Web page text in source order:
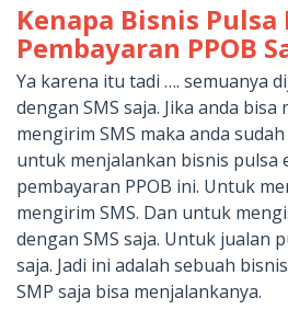
Kenapa Bisnis Pulsa
Pembayaran PPOB
Ya karena itu tadi …. semuanya
dengan SMS saja. Jika anda bisa
mengirim SMS maka anda
untuk menjalankan bisnis pulsa
pembayaran PPOB ini. Untuk
mengirim SMS. Dan untuk
dengan SMS saja. Untuk jualan
saja. Jadi ini adalah sebuah
SMP saja bisa menjalankanya.